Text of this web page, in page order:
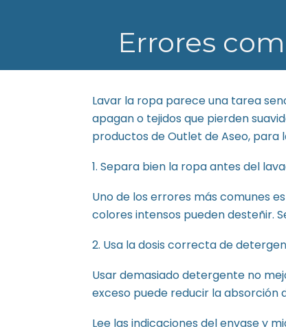
Errores
Lavar la ropa parece una tarea
apagan o tejidos que pierden
productos de Outlet de Aseo,
1. Separa bien la ropa antes del
Uno de los errores más comunes
colores intensos pueden desteñir.
2. Usa la dosis correcta de
Usar demasiado detergente no
exceso puede reducir la absorción
Lee las indicaciones del envase y